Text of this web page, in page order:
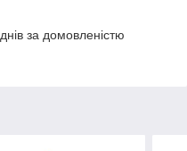
за домовленістю